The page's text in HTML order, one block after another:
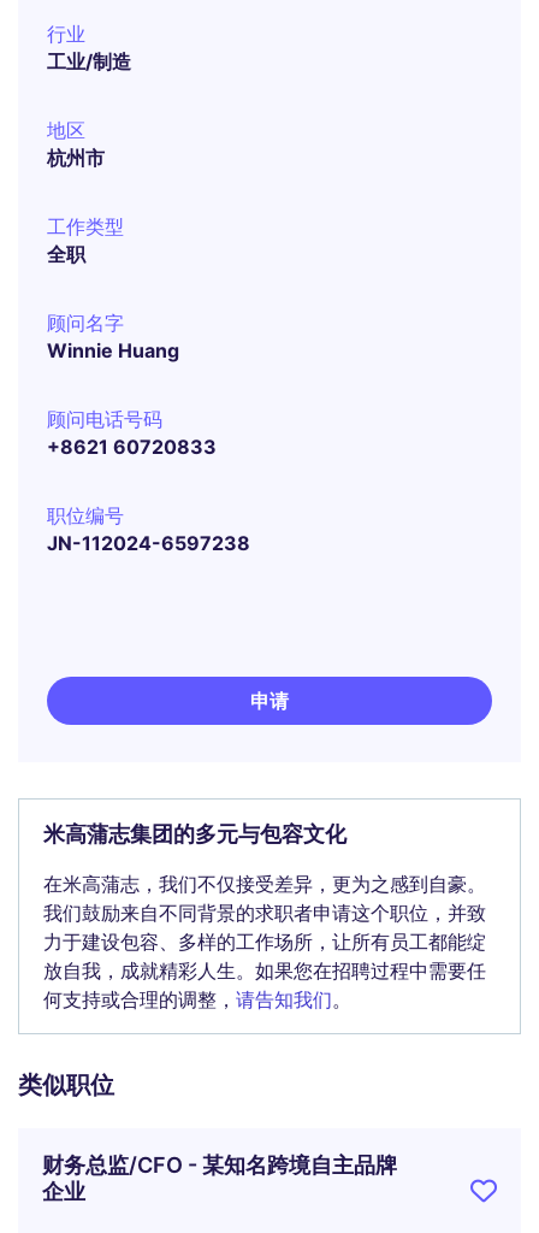
行业
工业/制造
地区
杭州市
工作类型
全职
顾问名字
Winnie Huang
顾问电话号码
+8621 60720833
职位编号
JN-112024-6597238
申请
米高蒲志集团的多元与包容文化
在米高蒲志，我们不仅接受差异，更为之感到自豪。
我们鼓励来自不同背景的求职者申请这个职位，并致
力于建设包容、多样的工作场所，让所有员工都能绽
放自我，成就精彩人生。如果您在招聘过程中需要任
何支持或合理的调整， 请告知我们。
类似职位
财务总监/CFO - 某知名跨境自主品牌
企业